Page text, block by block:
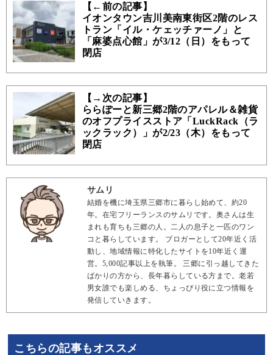
【←前の記事】
イオンタウン吉川美南東街区2階のレス
トラン「イル・ケェッチァーノ」と
「麻婆点心館」が3/12（日）をもって
閉店
【→次の記事】
ららぽーと新三郷2階のアパレル＆雑貨
のオフプライスストア「LuckRack（ラ
ックラック）」が2/23（木）をもって
閉店
サムリ
結婚を機に埼玉県三郷市に暮らし始めて、約20
年。在宅フリーランスのサムリです。奥さんは生
まれも育ちも三郷の人。二人の息子と一匹のワン
コと暮らしています。 ブロガーとして20年近く活
動し、地域情報に特化したサイトを10年近く運
営。5,000記事以上を執筆。 三郷に引っ越してきた
ばかりの方から、長年暮らしている方まで。老若
男女誰でも楽しめる、ちょっぴり役に立つ情報を
発信していきます。
こちらの記事もオススメ